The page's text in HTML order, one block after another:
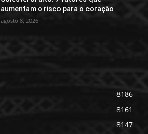
aumentam o risco para o coração
agosto 8, 2026
8186
8161
8147